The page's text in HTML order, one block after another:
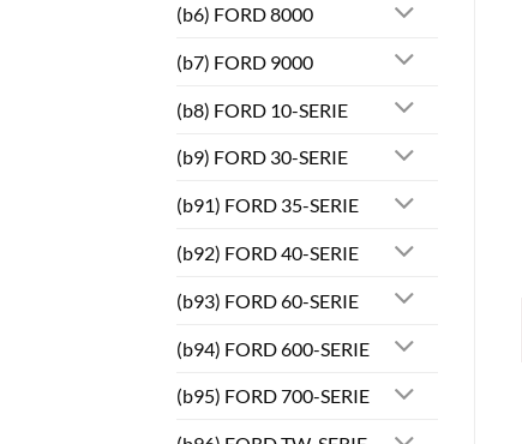
(b6) FORD 8000
(b7) FORD 9000
(b8) FORD 10-SERIE
(b9) FORD 30-SERIE
(b91) FORD 35-SERIE
(b92) FORD 40-SERIE
(b93) FORD 60-SERIE
(b94) FORD 600-SERIE
(b95) FORD 700-SERIE